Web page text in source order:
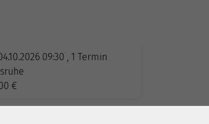
09:30 , 1 Termin
€